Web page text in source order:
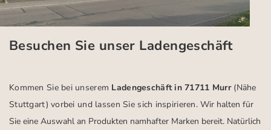
Besuchen Sie unser Ladengeschäft
Kommen Sie bei unserem Ladengeschäft in 71711 Murr (Nähe
Stuttgart) vorbei und lassen Sie sich inspirieren.Wir halten für
Sie eine Auswahl an Produkten namhafter Marken bereit. Natürlich